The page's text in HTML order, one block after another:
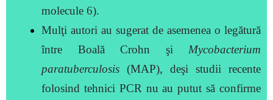
molecule 6).
Mulţi autori au sugerat de asemenea o legătură
între Boală Crohn şi Mycobacterium
paratuberculosis (MAP), deşi studii recente
folosind tehnici PCR nu au putut să confirme